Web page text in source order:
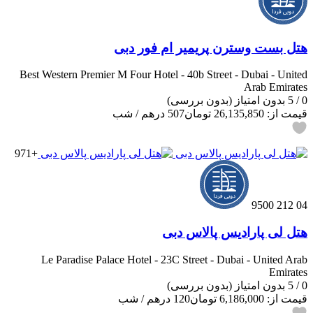
بر اساس نظرات مهمانانی که در هتل اج کریک ساید اقامت
داشته‌اند، این هتل به دلیل خدمات دوستانه پرسنل، اتاق‌های تمیز و
خود در این هتل به خوبی یاد کرده‌اند.
نکات برجسته از دید مهمانان
از جمله نکات برجسته‌ای که مهمانان به آن اشاره کرده‌اند، موقعیت
مکانی عالی هتل در نزدیکی دبی کریک، کیفیت بالای غذاها و خدمات
حرفه‌ای پرسنل بوده است. همچنین، دسترسی آسان به جاذبه‌های
گردشگری دبی از دیگر دلایلی است که مهمانان به این هتل نمره
بالایی داده‌اند.
نکات مثبت و منفی هتل اج کریک ساید
اتاق‌های مدرن و مجهز
امکانات رفاهی و تفریحی کامل
نزدیکی به فرودگاه بین‌المللی دبی
هتل بست وسترن پریمیر ام فور دبی
Best Western Premier M Four Hotel - 40b Street - Dubai - United
Arab Emirates
0
/ بدون امتیاز (بدون بررسی)
قیمت از: 26,135,850 تومان 507 درهم / شب
+971
04 212 9500
هتل لی پارادیس پالاس دبی
Le Paradise Palace Hotel - 23C Street - Dubai - United Arab
Emirates
0
/ بدون امتیاز (بدون بررسی)
قیمت از: 6,186,000 تومان 120 درهم / شب